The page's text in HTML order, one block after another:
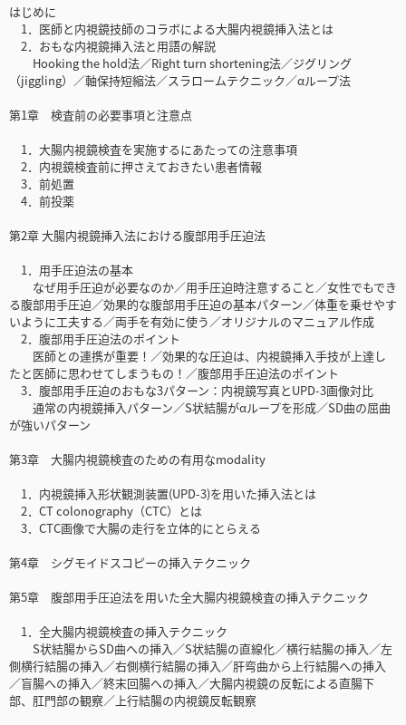
はじめに
1．医師と内視鏡技師のコラボによる大腸内視鏡挿入法とは
2．おもな内視鏡挿入法と用語の解説
Hooking the hold法／Right turn shortening法／ジグリング
（jiggling）／軸保持短縮法／スラロームテクニック／αループ法
第1章 検査前の必要事項と注意点
1．大腸内視鏡検査を実施するにあたっての注意事項
2．内視鏡検査前に押さえておきたい患者情報
3．前処置
4．前投薬
第2章 大腸内視鏡挿入法における腹部用手圧迫法
1．用手圧迫法の基本
なぜ用手圧迫が必要なのか／用手圧迫時注意すること／女性でもでき
る腹部用手圧迫／効果的な腹部用手圧迫の基本パターン／体重を乗せやす
いように工夫する／両手を有効に使う／オリジナルのマニュアル作成
2．腹部用手圧迫法のポイント
医師との連携が重要！／効果的な圧迫は、内視鏡挿入手技が上達し
たと医師に思わせてしまうもの！／腹部用手圧迫法のポイント
3．腹部用手圧迫のおもな3パターン：内視鏡写真とUPD-3画像対比
通常の内視鏡挿入パターン／S状結腸がαループを形成／SD曲の屈曲
が強いパターン
第3章 大腸内視鏡検査のための有用なmodality
1．内視鏡挿入形状観測装置(UPD-3)を用いた挿入法とは
2．CT colonography（CTC）とは
3．CTC画像で大腸の走行を立体的にとらえる
第4章 シグモイドスコピーの挿入テクニック
第5章 腹部用手圧迫法を用いた全大腸内視鏡検査の挿入テクニック
1．全大腸内視鏡検査の挿入テクニック
S状結腸からSD曲への挿入／S状結腸の直線化／横行結腸の挿入／左
側横行結腸の挿入／右側横行結腸の挿入／肝弯曲から上行結腸への挿入
／盲腸への挿入／終末回腸への挿入／大腸内視鏡の反転による直腸下
部、肛門部の観察／上行結腸の内視鏡反転観察